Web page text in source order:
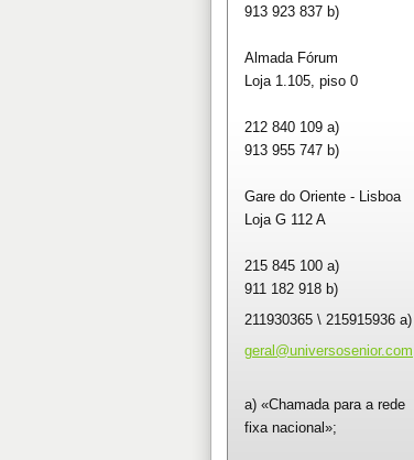
913 923 837 b)
Almada Fórum
Loja 1.105, piso 0
212 840 109 a)
913 955 747 b)
Gare do Oriente - Lisboa
Loja G 112 A
215 845 100 a)
911 182 918 b)
211930365 \ 215915936 a)
geral@universosenior.com
a) «Chamada para a rede
fixa nacional»;